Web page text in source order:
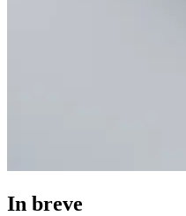
In breve